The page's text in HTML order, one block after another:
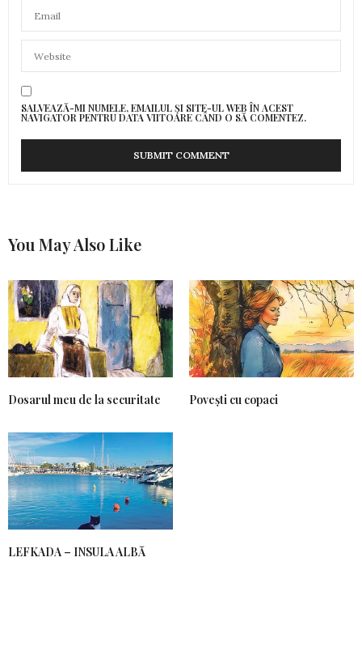
SALVEAZĂ-MI NUMELE, EMAILUL ȘI SITE-UL WEB ÎN ACEST
NAVIGATOR PENTRU DATA VIITOARE CÂND O SĂ COMENTEZ.
You May Also Like
Dosarul meu de la securitate Povești cu copaci
LEFKADA – INSULA ALBĂ